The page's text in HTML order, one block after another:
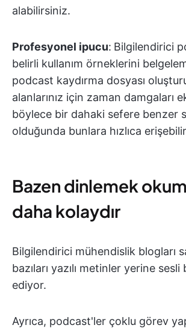
alabilirsiniz.
Profesyonel ipucu: Bilgilendirici
belirli kullanım örneklerini
podcast kaydırma dosyası
alanlarınız için zaman damgaları
böylece bir dahaki sefere benzer
olduğunda bunlara hızlıca
Bazen dinlemek
daha kolaydır
Bilgilendirici mühendislik blogları
bazıları yazılı metinler yerine
ediyor.
Ayrıca, podcast'ler çoklu görev